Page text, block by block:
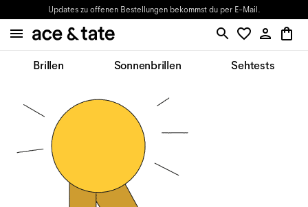
Updates zu offenen Bestellungen bekommst du per E-Mail.
Brillen Sonnenbrillen Sehtests